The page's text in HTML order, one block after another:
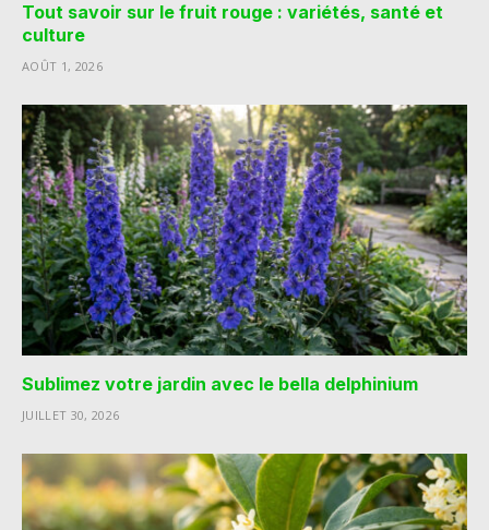
Tout savoir sur le fruit rouge : variétés, santé et
culture
AOÛT 1, 2026
Sublimez votre jardin avec le bella delphinium
JUILLET 30, 2026